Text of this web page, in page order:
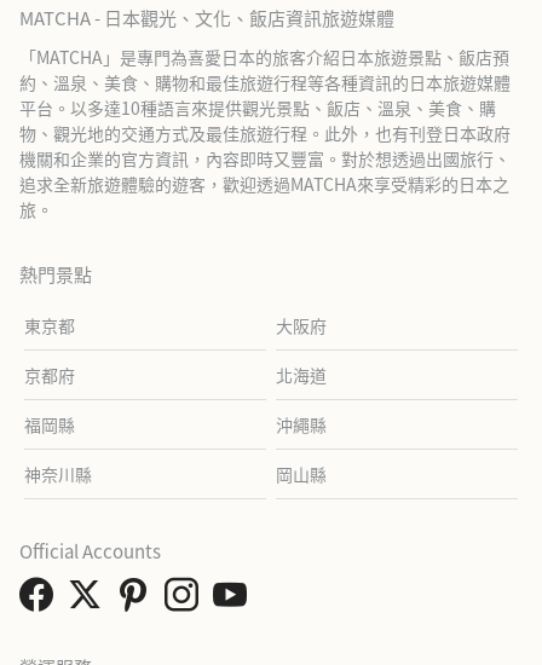
MATCHA - 日本觀光、文化、飯店資訊旅遊媒體
「MATCHA」是專門為喜愛日本的旅客介紹日本旅遊景點、飯店預
約、溫泉、美食、購物和最佳旅遊行程等各種資訊的日本旅遊媒體
平台。以多達10種語言來提供觀光景點、飯店、溫泉、美食、購
物、觀光地的交通方式及最佳旅遊行程。此外，也有刊登日本政府
機關和企業的官方資訊，內容即時又豐富。對於想透過出國旅行、
追求全新旅遊體驗的遊客，歡迎透過MATCHA來享受精彩的日本之
旅。
熱門景點
東京都 大阪府
京都府 北海道
福岡縣 沖繩縣
神奈川縣 岡山縣
Official Accounts